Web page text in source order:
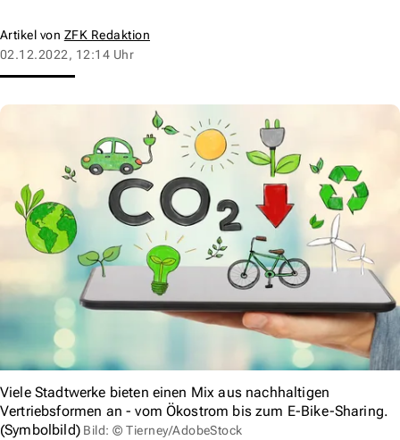
Artikel von ZFK Redaktion
02.12.2022, 12:14 Uhr
Viele Stadtwerke bieten einen Mix aus nachhaltigen
Vertriebsformen an - vom Ökostrom bis zum E-Bike-Sharing.
(Symbolbild) Bild: © Tierney/AdobeStock